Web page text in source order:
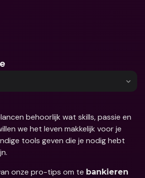
behoorlijk wat skills, passie en
we het leven makkelijk voor je
tools geven die je nodig hebt
onze pro-tips om te bankieren